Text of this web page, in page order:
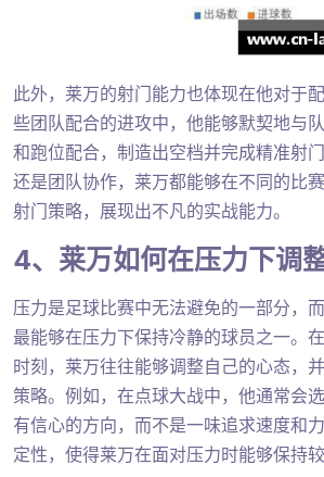
此外，莱万的射门能力也体现在他对于
些团队配合的进攻中，他能够默契地与
和跑位配合，制造出空档并完成精准射
还是团队协作，莱万都能够在不同的比
射门策略，展现出不凡的实战能力。
4、莱万如何在压力下调
压力是足球比赛中无法避免的一部分，
最能够在压力下保持冷静的球员之一。
时刻，莱万往往能够调整自己的心态，
策略。例如，在点球大战中，他通常会
有信心的方向，而不是一味追求速度和
定性，使得莱万在面对压力时能够保持